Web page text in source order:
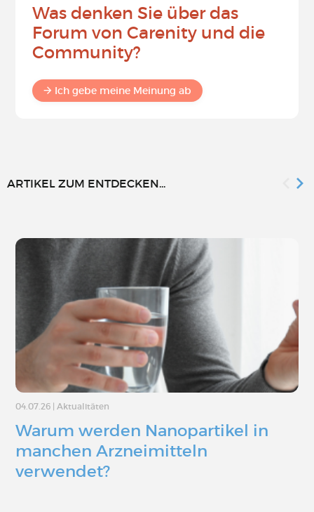
Was denken Sie über das
Forum von Carenity und die
Community?
Ich gebe meine Meinung ab
ARTIKEL ZUM ENTDECKEN...
04.07.26 Aktualitäten
Warum werden Nanopartikel in
manchen Arzneimitteln
verwendet?